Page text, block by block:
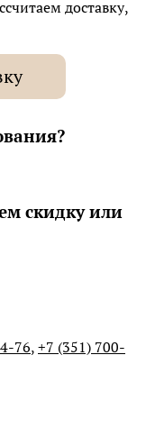
доставку,
скидку или
76,+7 (351) 700-